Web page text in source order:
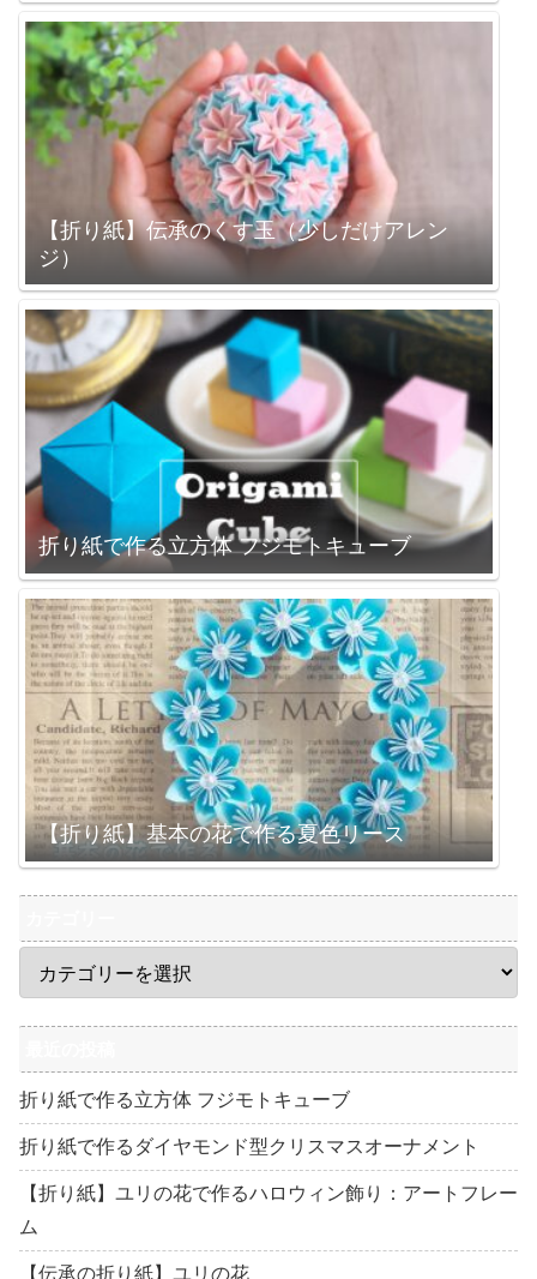
【折り紙】伝承のくす玉（少しだけアレン
ジ）
折り紙で作る立方体 フジモトキューブ
【折り紙】基本の花で作る夏色リース
折り紙で作る立方体 フジモトキューブ
折り紙で作るダイヤモンド型クリスマスオーナメント
【折り紙】ユリの花で作るハロウィン飾り：アートフレー
ム
【伝承の折り紙】ユリの花